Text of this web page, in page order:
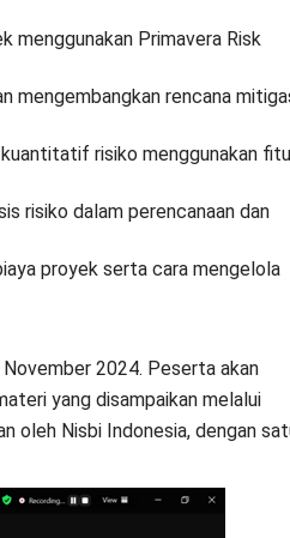
menggunakan Primavera Risk
mengembangkan rencana
risiko menggunakan
risiko dalam perencanaan dan
proyek serta cara mengelola
2024. Peserta akan
yang disampaikan melalui
oleh Nisbi Indonesia, dengan